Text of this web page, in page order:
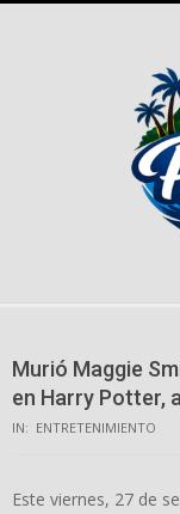
Murió Maggie
en Harry Potter,
IN: ENTRETENIMIENTO
Este viernes, 27 de